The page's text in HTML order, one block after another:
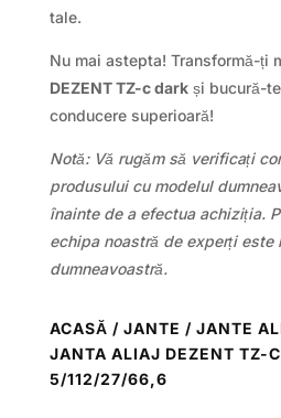
tale.
Nu mai astepta! Transformă-ți
DEZENT TZ-c darkși bucură-
conducere superioară!
Notă: Vă rugăm să verificați
produsului cu modelul
înainte de a efectua achiziția.
echipa noastră de experți este
dumneavoastră.
ACASĂ / JANTE / JANTE
JANTA ALIAJ DEZENT TZ-
5/112/27/66,6